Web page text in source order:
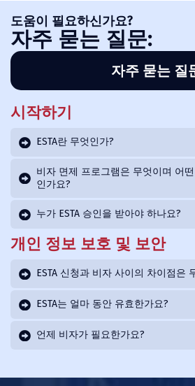
도움이 필요하신가요?
자주 묻는 질문:
자주 묻는 질
시작하기
ESTA란 무엇인가?
비자 면제 프로그램은 무엇이며 어
인가요?
누가 ESTA 승인을 받아야 하나요?
개인 정보 보호 및 보안
ESTA 신청과 비자 사이의 차이점은
ESTA는 얼마 동안 유효한가요?
언제 비자가 필요한가요?